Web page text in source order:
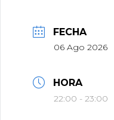
FECHA
06 Ago 2026
HORA
22:00 - 23:00